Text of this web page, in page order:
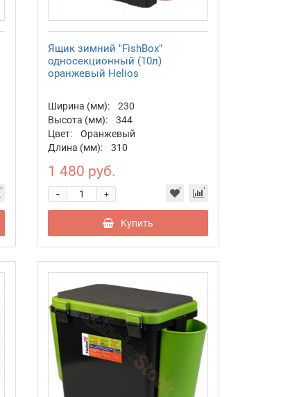
Ящик зимний "FishBox"
односекционный (10л)
оранжевый Helios
Ширина (мм):
230
Высота (мм):
344
Цвет:
Оранжевый
Длина (мм):
310
1 480 руб.
+
-
Купить